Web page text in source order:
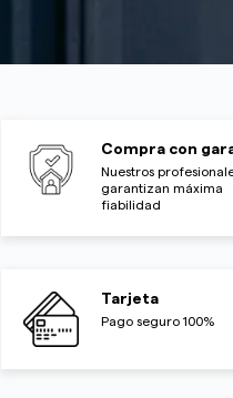
Compra con
Nuestros
garantizan máxima
fiabilidad
Tarjeta
Pago seguro 100%